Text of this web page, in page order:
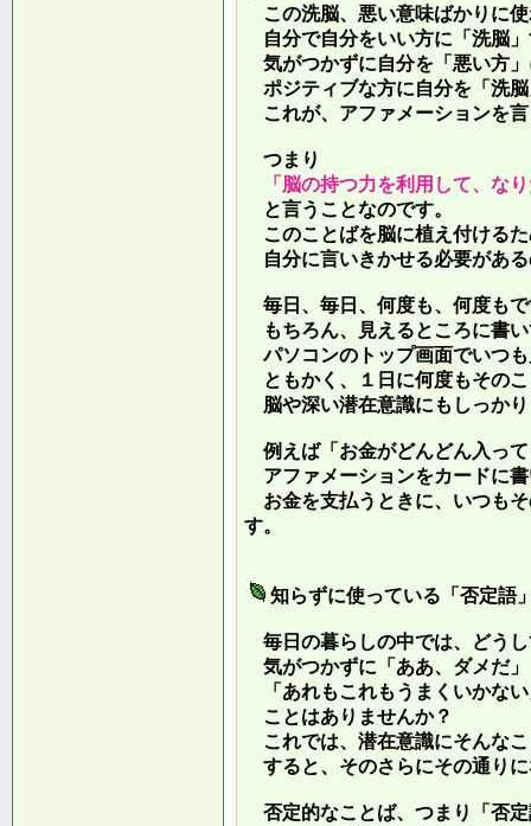
この洗脳、悪い意味ばかりに
自分で自分をいい方に「洗脳
気がつかずに自分を「悪い方
ポジティブな方に自分を「洗
これが、アファメーションを
つまり
「脳の持つ力を利用して、な
と言うことなのです。
このことばを脳に植え付ける
自分に言いきかせる必要があ
毎日、毎日、何度も、何度も
もちろん、見えるところに書
パソコンのトップ画面でいつ
ともかく、１日に何度もその
脳や深い潜在意識にもしっか
例えば「お金がどんどん入っ
アファメーションをカードに
お金を支払うときに、いつも
す。
知らずに使っている「否定語
毎日の暮らしの中では、どう
気がつかずに「ああ、ダメだ
「あれもこれもうまくいかな
ことはありませんか？
これでは、潜在意識にそんな
すると、そのさらにその通り
否定的なことば、つまり「否